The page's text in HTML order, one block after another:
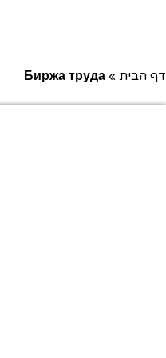
דף הבית »
Биржа труда